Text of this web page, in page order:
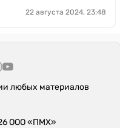
22 августа 2024, 23:48
любых материалов
ООО «ПМХ»